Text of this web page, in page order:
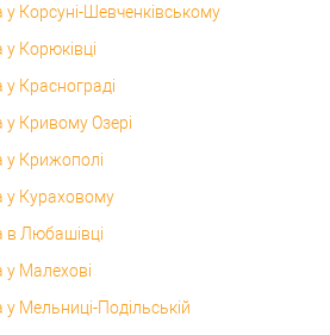
у Корсунi-Шевченківському
Корюківці
Краснограді
Кривому Озері
у Крижополі
у Кураховому
в Любашівці
у Малехові
Мельниці-Подільській